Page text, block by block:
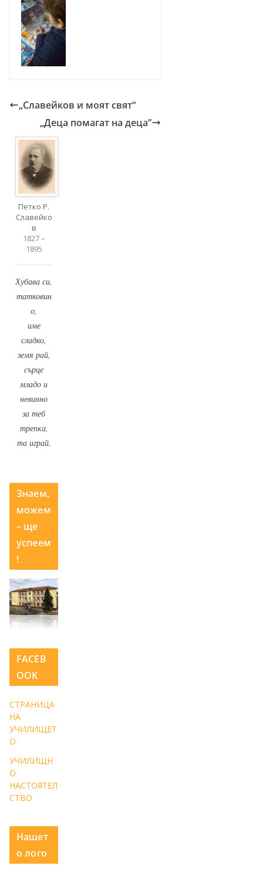
„Славейков и моят свят“
„Деца помагат на деца”
Петко Р.
Славейко
в
1827 –
1895
Хубава си,
татковин
о,
име
сладко,
земя рай,
сърце
младо и
невинно
за теб
трепка,
та играй.
Знаем,
можем
– ще
успеем
!
FACEB
OOK
СТРАНИЦА
НА
УЧИЛИЩЕТ
О
УЧИЛИЩН
О
НАСТОЯТЕЛ
СТВО
Нашет
о лого